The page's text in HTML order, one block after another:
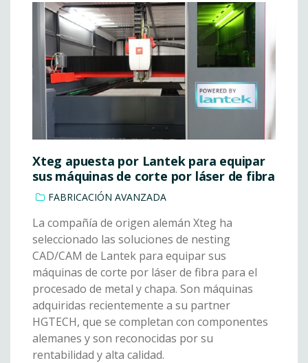
Xteg apuesta por Lantek para equipar
sus máquinas de corte por láser de fibra
FABRICACIÓN AVANZADA
La compañía de origen alemán Xteg ha
seleccionado las soluciones de nesting
CAD/CAM de Lantek para equipar sus
máquinas de corte por láser de fibra para el
procesado de metal y chapa. Son máquinas
adquiridas recientemente a su partner
HGTECH, que se completan con componentes
alemanes y son reconocidas por su
rentabilidad y alta calidad.